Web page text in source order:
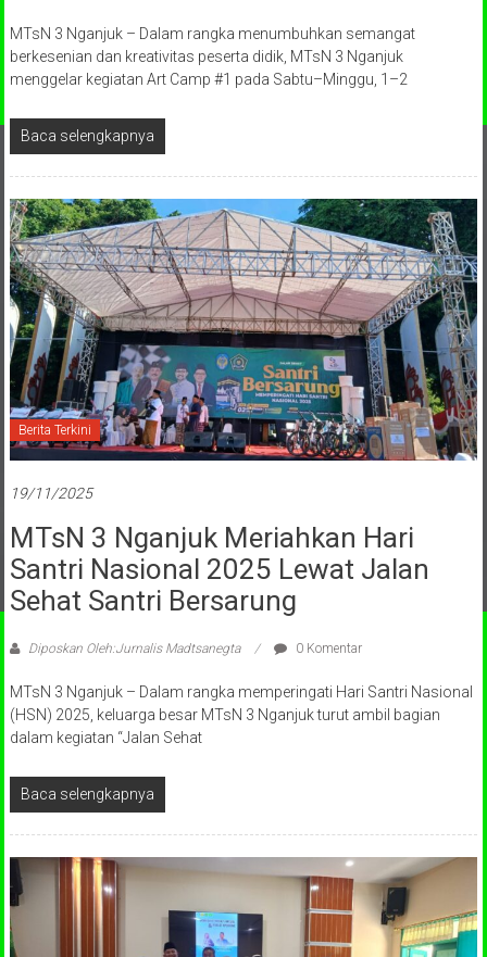
MTsN 3 Nganjuk – Dalam rangka menumbuhkan semangat
berkesenian dan kreativitas peserta didik, MTsN 3 Nganjuk
menggelar kegiatan Art Camp #1 pada Sabtu–Minggu, 1–2
Baca selengkapnya
Berita Terkini
19/11/2025
MTsN 3 Nganjuk Meriahkan Hari
Santri Nasional 2025 Lewat Jalan
Sehat Santri Bersarung
Diposkan Oleh:Jurnalis Madtsanegta 0 Komentar
MTsN 3 Nganjuk – Dalam rangka memperingati Hari Santri Nasional
(HSN) 2025, keluarga besar MTsN 3 Nganjuk turut ambil bagian
dalam kegiatan “Jalan Sehat
Baca selengkapnya